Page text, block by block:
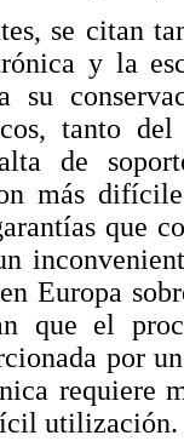
se citan
y la
su
tanto
de
más
que
Europa
que el
por
requiere
utilización.